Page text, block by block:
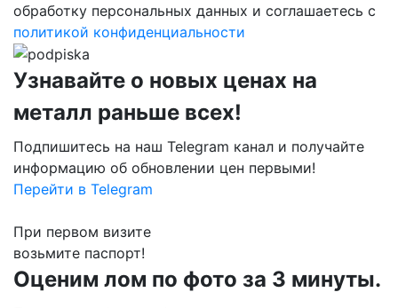
обработку персональных данных и соглашаетесь с
политикой конфиденциальности
Узнавайте о новых ценах на
металл раньше всех!
Подпишитесь на наш Telegram канал и получайте
информацию об обновлении цен первыми!
Перейти в Telegram
При первом визите
возьмите паспорт!
Оценим лом по фото за 3 минуты.